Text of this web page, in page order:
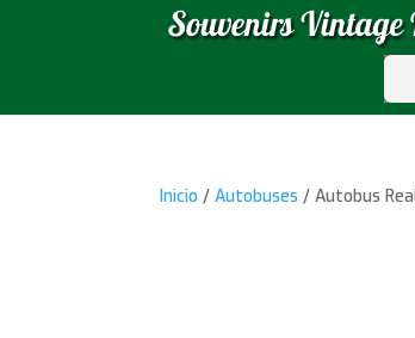
Inicio /Autobuses / Autobus